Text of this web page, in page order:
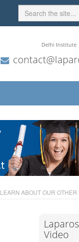
Delhi Institute
LEARN ABOUT OUR OTHER
Video